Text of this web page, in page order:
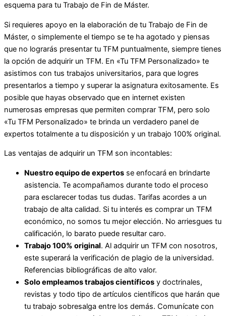
esquema para tu Trabajo de Fin de Máster.
Si requieres apoyo en la elaboración de tu Trabajo de Fin de
Máster, o simplemente el tiempo se te ha agotado y piensas
que no lograrás presentar tu TFM puntualmente, siempre tienes
la opción de adquirir un TFM. En «Tu TFM Personalizado» te
asistimos con tus trabajos universitarios, para que logres
presentarlos a tiempo y superar la asignatura exitosamente. Es
posible que hayas observado que en internet existen
numerosas empresas que permiten comprar TFM, pero solo
«Tu TFM Personalizado» te brinda un verdadero panel de
expertos totalmente a tu disposición y un trabajo 100% original.
Las ventajas de adquirir un TFM son incontables:
Nuestro equipo de expertos se enfocará en brindarte
asistencia. Te acompañamos durante todo el proceso
para esclarecer todas tus dudas. Tarifas acordes a un
trabajo de alta calidad. Si tu interés es comprar un TFM
económico, no somos tu mejor elección. No arriesgues tu
calificación, lo barato puede resultar caro.
Trabajo 100% original. Al adquirir un TFM con nosotros,
este superará la verificación de plagio de la universidad.
Referencias bibliográficas de alto valor.
Solo empleamos trabajos científicos y doctrinales,
revistas y todo tipo de artículos científicos que harán que
tu trabajo sobresalga entre los demás. Comunícate con